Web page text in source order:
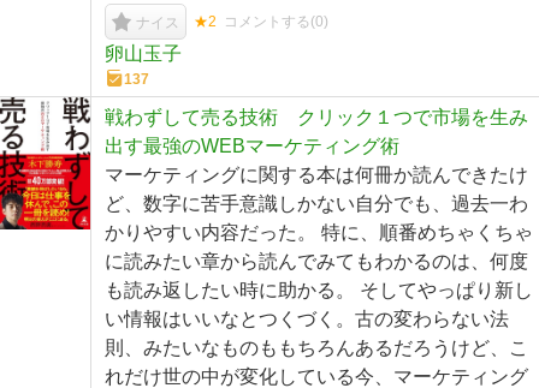
ナイス ★2 コメントする(0)
卵山玉子
137
戦わずして売る技術 クリック１つで市場を生み
出す最強のWEBマーケティング術
マーケティングに関する本は何冊か読んできたけ
ど、数字に苦手意識しかない自分でも、過去一わ
かりやすい内容だった。 特に、順番めちゃくちゃ
に読みたい章から読んでみてもわかるのは、何度
も読み返したい時に助かる。 そしてやっぱり新し
い情報はいいなとつくづく。古の変わらない法
則、みたいなものももちろんあるだろうけど、こ
れだけ世の中が変化している今、マーケティング